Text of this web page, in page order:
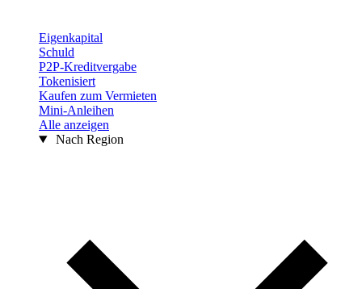
Eigenkapital
Schuld
P2P-Kreditvergabe
Tokenisiert
Kaufen zum Vermieten
Mini-Anleihen
Alle anzeigen
Nach Region